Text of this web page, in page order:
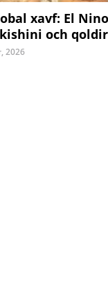
xavf: El
och
2026